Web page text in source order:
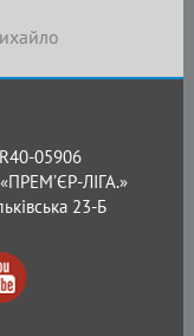
05906
ЛІГА.»
23-Б